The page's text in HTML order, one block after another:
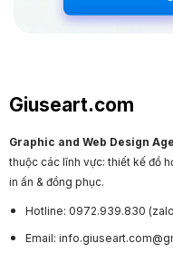
Giuseart.com
Graphic and Web Design
thuộc các lĩnh vực: thiết kế đồ
in ấn & đồng phục.
Hotline: 0972.939.830
Email: